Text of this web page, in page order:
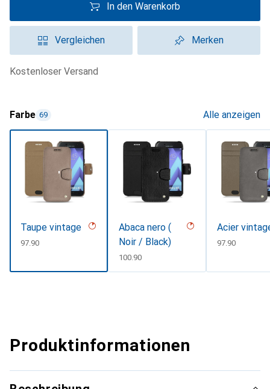
In den Warenkorb
Vergleichen Merken
kostenloser Versand
Farbe 69 Alle anzeigen
Taupe vintage
CHF
97.90
Abaca nero (
Noir / Black)
CHF
100.90
Acier
CHF
97.90
Produktinformationen